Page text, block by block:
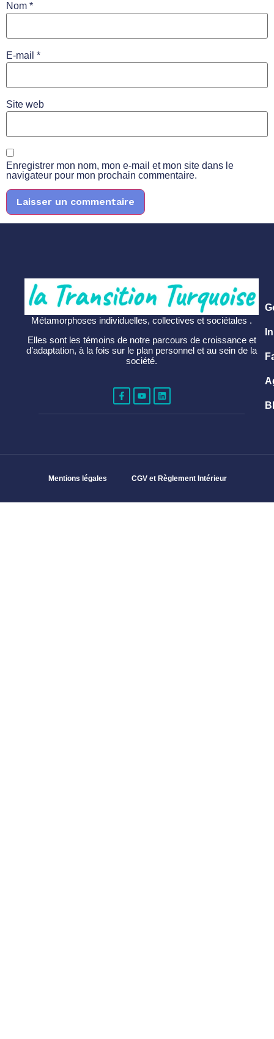
Nom *
E-mail *
Site web
Enregistrer mon nom, mon e-mail et mon site dans le
navigateur pour mon prochain commentaire.
Métamorphoses individuelles, collectives et sociétales .
Elles sont les témoins de notre parcours de croissance et
d’adaptation, à la fois sur le plan personnel et au sein de la
société.
Mentions légales CGV et Règlement Intérieur